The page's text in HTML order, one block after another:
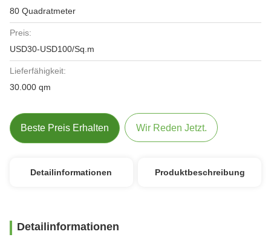
80 Quadratmeter
Preis:
USD30-USD100/Sq.m
Lieferfähigkeit:
30.000 qm
Beste Preis Erhalten Wir Reden Jetzt.
Detailinformationen Produktbeschreibung
Detailinformationen